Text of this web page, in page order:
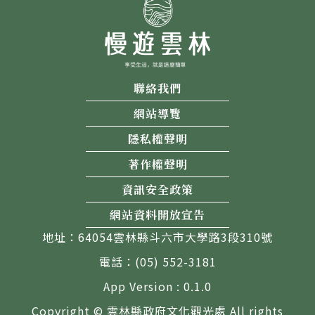
聯絡我們
網站導覽
隱私權聲明
著作權聲明
資訊安全政策
網站資料開放宣告
地址：64054雲林縣斗六市大學路3段310號
電話：(05) 552-3181
App Version : 0.1.0
Copyright © 雲林縣政府文化觀光處 All rights